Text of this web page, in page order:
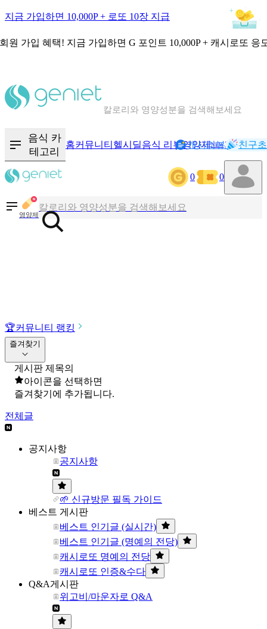
지금 가입하면 10,000P + 로또 10장 지급
원 가입 혜택! 지금 가입하면 G 포인트 10,000P + 캐시로또 응
음식 · 영양제 리뷰를 찾아보세요
음식 카
테고리
홈커뮤니티 헬시딜음식 리뷰영양제NEW기록
캐시리뷰 친구
0 0
영양제
혈당 · 다이어트 음식 검색해보세요
🏆커뮤니티 랭킹
즐겨찾기
게시판 제목의
아이콘을 선택하면
즐겨찾기에 추가됩니다.
전체글
공지사항
공지사항
🌱 신규방문 필독 가이드
베스트 게시판
베스트 인기글 (실시간)
베스트 인기글 (명예의 전당)
캐시로또 명예의 전당
캐시로또 인증&수다
Q&A게시판
위고비/마운자로 Q&A